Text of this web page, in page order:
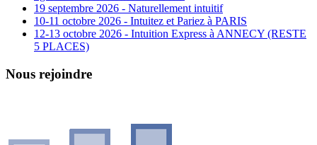
19 septembre 2026 - Naturellement intuitif
10-11 octobre 2026 - Intuitez et Pariez à PARIS
12-13 octobre 2026 - Intuition Express à ANNECY (RESTE
5 PLACES)
Nous rejoindre